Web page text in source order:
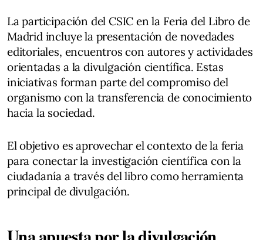
La participación del CSIC en la Feria del Libro de
Madrid incluye la presentación de novedades
editoriales, encuentros con autores y actividades
orientadas a la divulgación científica. Estas
iniciativas forman parte del compromiso del
organismo con la transferencia de conocimiento
hacia la sociedad.
El objetivo es aprovechar el contexto de la feria
para conectar la investigación científica con la
ciudadanía a través del libro como herramienta
principal de divulgación.